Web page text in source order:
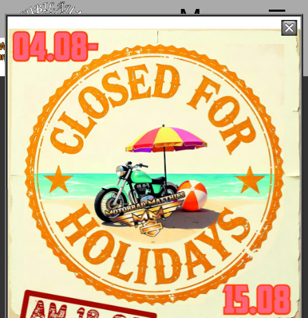
Menu
machen von 4. bis 15.08. Sommerpause
sind ab 18.08. wieder mit voller Power für
Euch da!
Die Motorräder